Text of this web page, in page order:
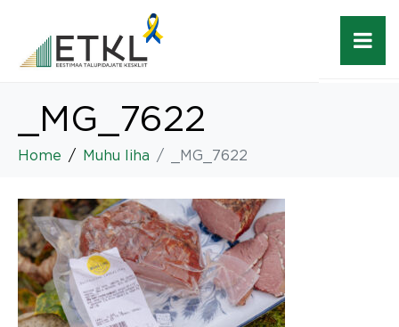
_MG_7622
Home Muhu liha _MG_7622